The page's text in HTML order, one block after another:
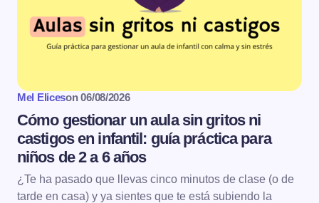
Mel Eliceson 06/08/2026
Cómo gestionar un aula sin gritos ni
castigos en infantil: guía práctica para
niños de 2 a 6 años
¿Te ha pasado que llevas cinco minutos de clase (o de
tarde en casa) y ya sientes que te está subiendo la